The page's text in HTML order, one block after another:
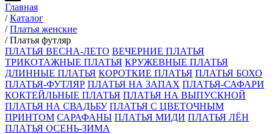
Главная
/ Каталог
/ Платья женские
/ Платья футляр
ПЛАТЬЯ ВЕСНА-ЛЕТО ВЕЧЕРНИЕ ПЛАТЬЯ
ТРИКОТАЖНЫЕ ПЛАТЬЯ КРУЖЕВНЫЕ ПЛАТЬЯ
ДЛИННЫЕ ПЛАТЬЯ КОРОТКИЕ ПЛАТЬЯ ПЛАТЬЯ БОХО
ПЛАТЬЯ-ФУТЛЯР ПЛАТЬЯ НА ЗАПАХ ПЛАТЬЯ-САФАРИ
КОКТЕЙЛЬНЫЕ ПЛАТЬЯ ПЛАТЬЯ НА ВЫПУСКНОЙ
ПЛАТЬЯ НА СВАДЬБУ ПЛАТЬЯ С ЦВЕТОЧНЫМ
ПРИНТОМ САРАФАНЫ ПЛАТЬЯ МИДИ ПЛАТЬЯ ЛЁН
ПЛАТЬЯ ОСЕНЬ-ЗИМА